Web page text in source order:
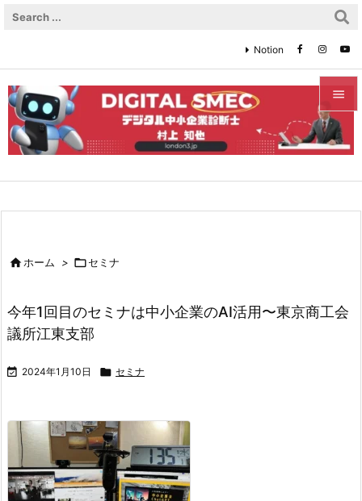


メニュ

検索
Notion
ホーム > セミナ
今年1回目のセミナは中小企業のAI活用〜東京商工会
議所江東支部
 2024年1月10日  セミナ